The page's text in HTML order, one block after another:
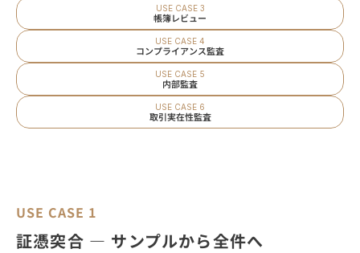
USE CASE 3
帳簿レビュー
USE CASE 4
コンプライアンス監査
USE CASE 5
内部監査
USE CASE 6
取引実在性監査
USE CASE 1
証憑突合 ― サンプルから全件へ